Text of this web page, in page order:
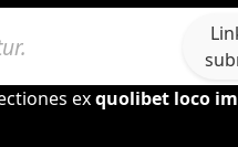
exquolibet loco